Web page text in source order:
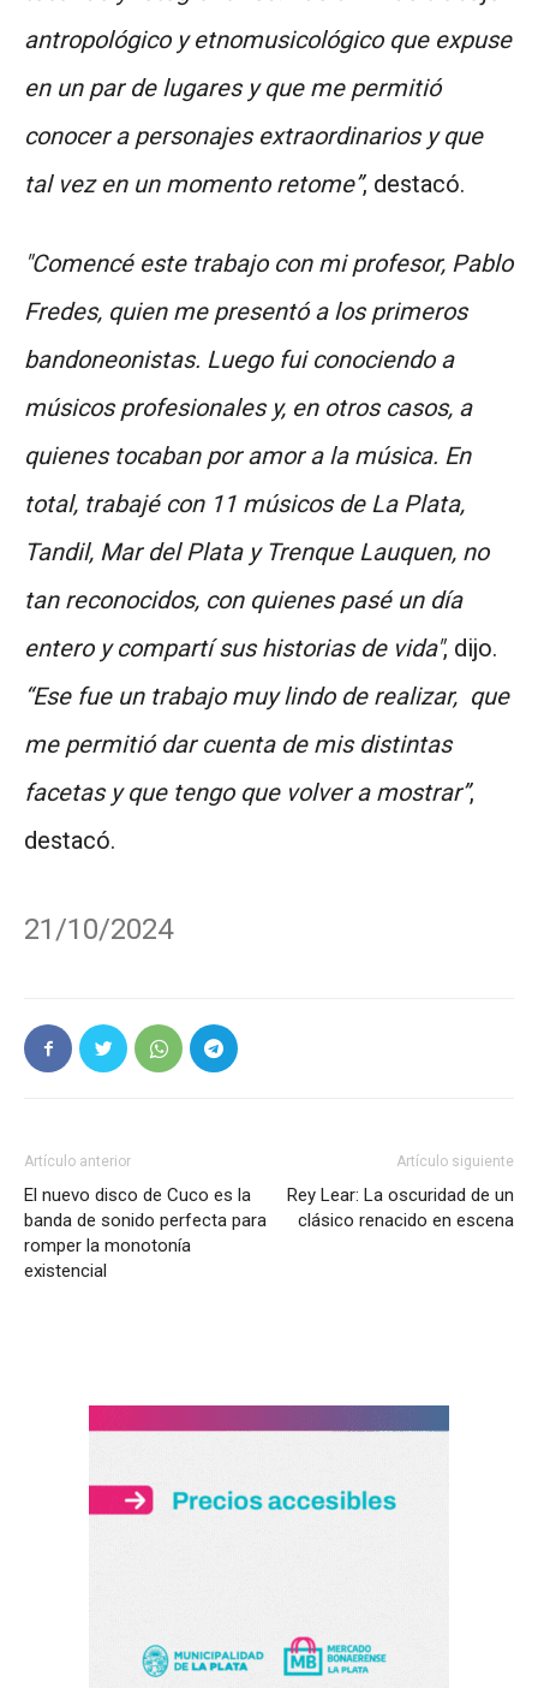
antropológico y etnomusicológico que expuse
en un par de lugares y que me permitió
conocer a personajes extraordinarios y que
tal vez en un momento retome”, destacó.
"Comencé este trabajo con mi profesor, Pablo
Fredes, quien me presentó a los primeros
bandoneonistas. Luego fui conociendo a
músicos profesionales y, en otros casos, a
quienes tocaban por amor a la música. En
total, trabajé con 11 músicos de La Plata,
Tandil, Mar del Plata y Trenque Lauquen, no
tan reconocidos, con quienes pasé un día
entero y compartí sus historias de vida", dijo.
“Ese fue un trabajo muy lindo de realizar, que
me permitió dar cuenta de mis distintas
facetas y que tengo que volver a mostrar”,
destacó.
21/10/2024
Artículo anterior
El nuevo disco de Cuco es la
banda de sonido perfecta para
romper la monotonía
existencial
Artículo siguiente
Rey Lear: La oscuridad de un
clásico renacido en escena